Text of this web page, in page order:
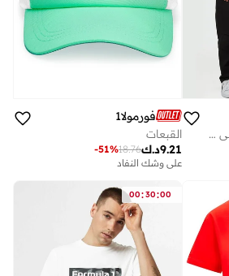
مجموعة F1 تيشيرت رياضي مموه
فورمولا1
القبعات
د.ك9.21
18.76
-51%
على وشك النفاد
00:30:00